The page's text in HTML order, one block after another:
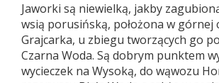
Jaworki są niewielką, jakby
wsią porusińską, położona w górnej
Grajcarka, u zbiegu tworzących go
Czarna Woda. Są dobrym punktem
wycieczek na Wysoką, do wąwozu